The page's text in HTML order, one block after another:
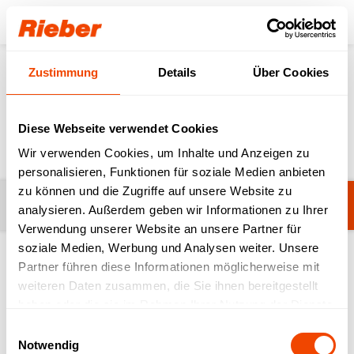
Zustimmung Details Über Cookies
Diese Webseite verwendet Cookies
Wir verwenden Cookies, um Inhalte und Anzeigen zu
personalisieren, Funktionen für soziale Medien anbieten
zu können und die Zugriffe auf unsere Website zu
analysieren. Außerdem geben wir Informationen zu Ihrer
Verwendung unserer Website an unsere Partner für
soziale Medien, Werbung und Analysen weiter. Unsere
Partner führen diese Informationen möglicherweise mit
weiteren Daten zusammen, die Sie ihnen bereitgestellt
Notwendig
Login
Zubereiten & Ausgeben
Zubereiten
Noch keine Filter ausgewählt. Filter
1-20 von 129 Produkten